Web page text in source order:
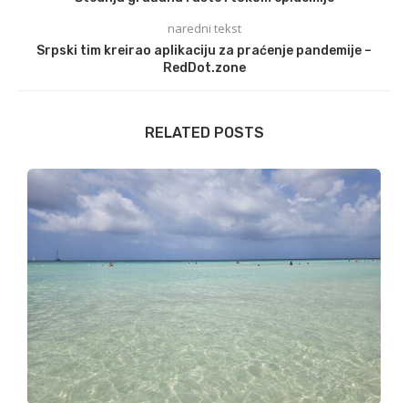
naredni tekst
Srpski tim kreirao aplikaciju za praćenje pandemije –
RedDot.zone
RELATED POSTS